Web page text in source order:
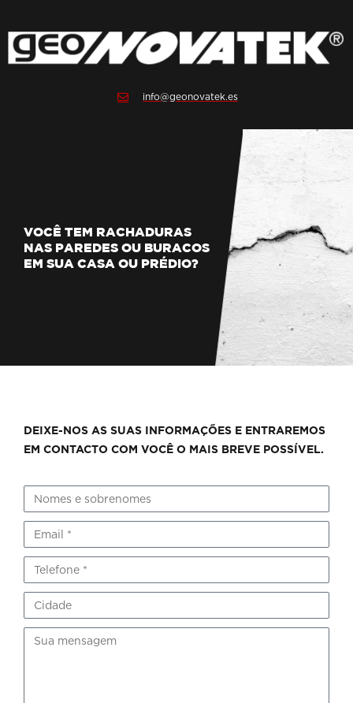
info@geonovatek.es
VOCÊ TEM RACHADURAS
NAS PAREDES OU BURACOS
EM SUA CASA OU PRÉDIO?
DEIXE-NOS AS SUAS INFORMAÇÕES E ENTRAREMOS
EM CONTACTO COM VOCÊ O MAIS BREVE POSSÍVEL.